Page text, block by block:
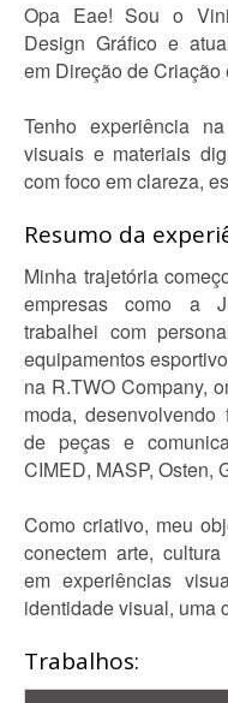
Opa Eae! Sou o
Design Gráfico e
em Direção de Criação
Tenho experiência
visuais e materiais
com foco em clareza,
Resumo da
Minha trajetória
empresas como a
trabalhei com
equipamentos
na R.TWO Company,
moda,
de peças e
CIMED, MASP, Osten,
Como criativo, meu
conectem arte,
em experiências
identidade visual, uma
Trabalhos: